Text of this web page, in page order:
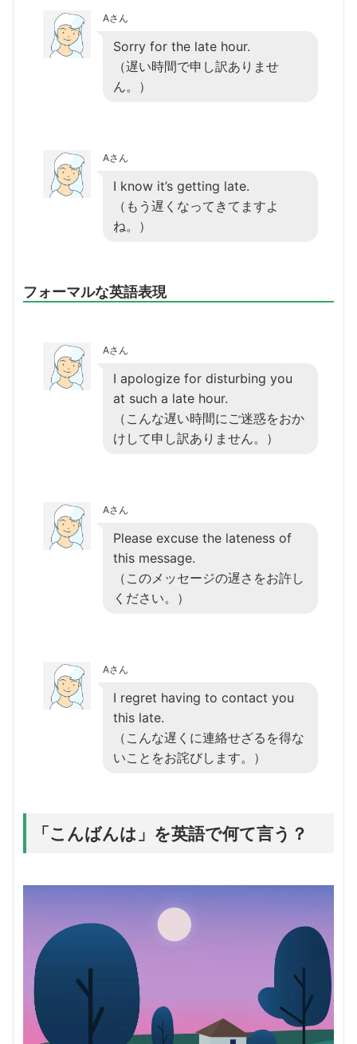
Aさん
Sorry for the late hour.
（遅い時間で申し訳ありませ
ん。）
Aさん
I know it’s getting late.
（もう遅くなってきてますよ
ね。）
フォーマルな英語表現
Aさん
I apologize for disturbing you
at such a late hour.
（こんな遅い時間にご迷惑をおか
けして申し訳ありません。）
Aさん
Please excuse the lateness of
this message.
（このメッセージの遅さをお許し
ください。）
Aさん
I regret having to contact you
this late.
（こんな遅くに連絡せざるを得な
いことをお詫びします。）
「こんばんは」を英語で何て言う？